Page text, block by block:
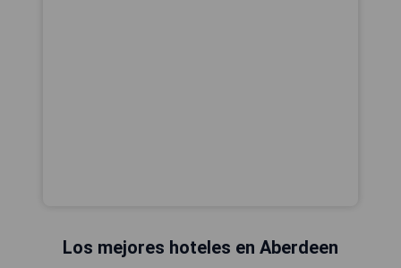
Los mejores hoteles en Aberdeen